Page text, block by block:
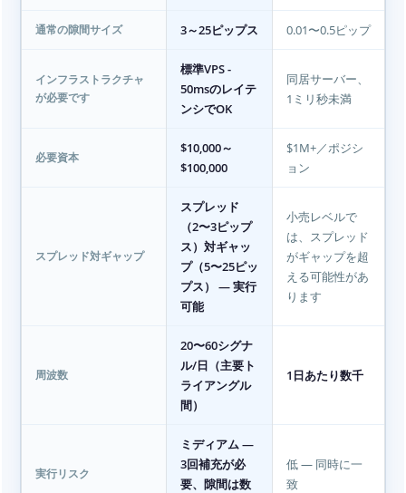
通常の隙間サイズ 3～25ピップス 0.01〜0.5ピップ
インフラストラクチャ
が必要です
標準VPS -
50msのレイテ
ンシでOK
同居サーバー、
1ミリ秒未満
必要資本
$10,000～
$100,000
$1M+／ポジシ
ョン
スプレッド対ギャップ
スプレッド
（2〜3ピップ
ス）対ギャッ
プ（5〜25ピッ
プス） — 実行
可能
小売レベルで
は、スプレッド
がギャップを超
える可能性があ
ります
周波数
20〜60シグナ
ル/日（主要ト
ライアングル
間）
1日あたり数千
実行リスク
ミディアム —
3回補充が必
要、隙間は数
低 — 同時に一
致